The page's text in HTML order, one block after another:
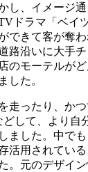
し、イメージ
ドラマ「ベイ
できて客が奪
路沿いに大手
のモーテルが
した。
走ったり、か
どして、より自
ました。中で
活用されている
。元のデザイ